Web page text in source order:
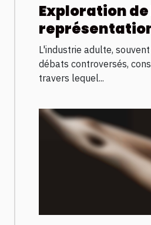
Exploration
femmes
l'industrie
L'industrie adulte,
débats controversés,
travers lequel...